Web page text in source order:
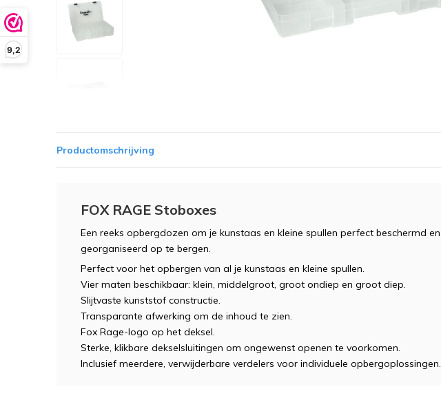
9,2
Productomschrijving
FOX RAGE Stoboxes
Een reeks opbergdozen om je kunstaas en kleine spullen perfect beschermd en
georganiseerd op te bergen.
Perfect voor het opbergen van al je kunstaas en kleine spullen.
Vier maten beschikbaar: klein, middelgroot, groot ondiep en groot diep.
Slijtvaste kunststof constructie.
Transparante afwerking om de inhoud te zien.
Fox Rage-logo op het deksel.
Sterke, klikbare dekselsluitingen om ongewenst openen te voorkomen.
Inclusief meerdere, verwijderbare verdelers voor individuele opbergoplossingen.